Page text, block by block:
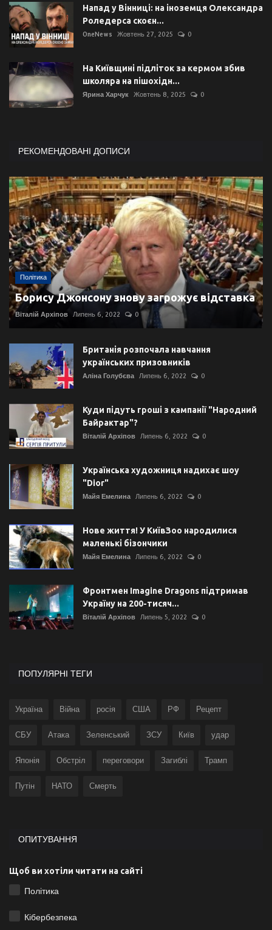
Напад у Вінниці: на іноземця Олександра
Роледерса скоєн...
OneNews Жовтень 27, 2025 0
На Київщині підліток за кермом збив
школяра на пішохідн...
Ярина Харчук Жовтень 8, 2025 0
РЕКОМЕНДОВАНІ ДОПИСИ
Політика
Борису Джонсону знову загрожує відставка
Віталій Архіпов Липень 6, 2022 0
Британія розпочала навчання
українських призовників
Аліна Голубєва Липень 6, 2022 0
Куди підуть гроші з кампанії "Народний
Байрактар"?
Віталій Архіпов Липень 6, 2022 0
Українська художниця надихає шоу
"Dior"
Майя Емелина Липень 6, 2022 0
Нове життя! У КиївЗоо народилися
маленькі бізончики
Майя Емелина Липень 6, 2022 0
Фронтмен Imagine Dragons підтримав
Україну на 200-тисяч...
Віталій Архіпов Липень 5, 2022 0
ПОПУЛЯРНІ ТЕГИ
Україна Війна росія США РФ Рецепт
СБУ Атака Зеленський ЗСУ Київ удар
Японія Обстріл переговори Загиблі Трамп
Путін НАТО Смерть
ОПИТУВАННЯ
Щоб ви хотіли читати на сайті
Політика
Кібербезпека